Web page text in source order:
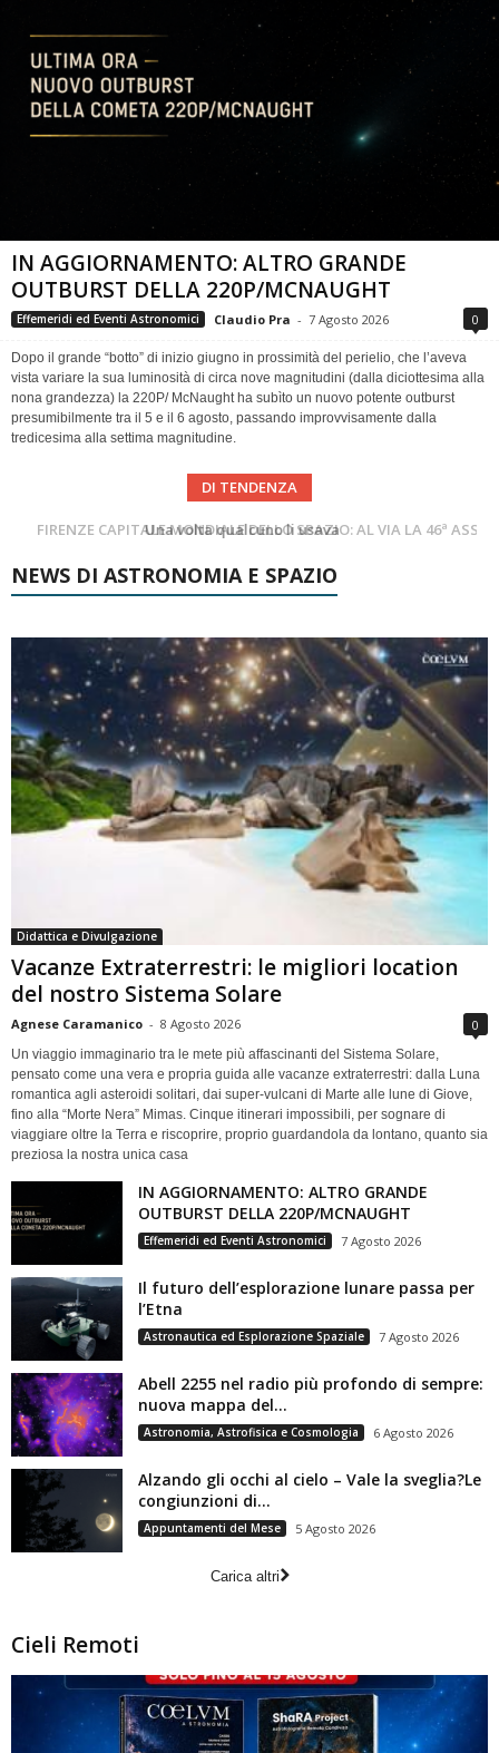
IN AGGIORNAMENTO: ALTRO GRANDE
OUTBURST DELLA 220P/MCNAUGHT
Effemeridi ed Eventi Astronomici Claudio Pra - 7 Agosto 2026 0
Dopo il grande “botto” di inizio giugno in prossimità del perielio, che l’aveva
vista variare la sua luminosità di circa nove magnitudini (dalla diciottesima alla
nona grandezza) la 220P/ McNaught ha subìto un nuovo potente outburst
presumibilmente tra il 5 e il 6 agosto, passando improvvisamente dalla
tredicesima alla settima magnitudine.
DI TENDENZA
FIRENZE CAPITALE MONDIALE DELLO SPAZIO: AL VIA LA 46ª ASSEMBLEA SCIENTIFICA DEL COSPAR
Cielo del Mese di Agosto 2026
NEWS DI ASTRONOMIA E SPAZIO
Didattica e Divulgazione
Vacanze Extraterrestri: le migliori location
del nostro Sistema Solare
Agnese Caramanico - 8 Agosto 2026 0
Un viaggio immaginario tra le mete più affascinanti del Sistema Solare,
pensato come una vera e propria guida alle vacanze extraterrestri: dalla Luna
romantica agli asteroidi solitari, dai super-vulcani di Marte alle lune di Giove,
fino alla “Morte Nera” Mimas. Cinque itinerari impossibili, per sognare di
viaggiare oltre la Terra e riscoprire, proprio guardandola da lontano, quanto sia
preziosa la nostra unica casa
IN AGGIORNAMENTO: ALTRO GRANDE
OUTBURST DELLA 220P/MCNAUGHT
Effemeridi ed Eventi Astronomici 7 Agosto 2026
Il futuro dell’esplorazione lunare passa per
l’Etna
Astronautica ed Esplorazione Spaziale 7 Agosto 2026
Abell 2255 nel radio più profondo di sempre:
nuova mappa del...
Astronomia, Astrofisica e Cosmologia 6 Agosto 2026
Alzando gli occhi al cielo – Vale la sveglia?Le
congiunzioni di...
Appuntamenti del Mese 5 Agosto 2026
Carica altri
Cieli Remoti